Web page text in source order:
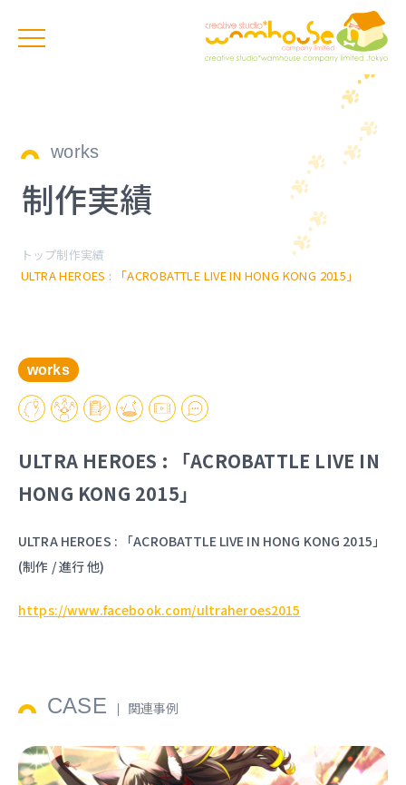
works
制作実績
トップ制作実績
ULTRA HEROES : 「ACROBATTLE LIVE IN HONG KONG 2015」
works
ULTRA HEROES : 「ACROBATTLE LIVE IN
HONG KONG 2015」
ULTRA HEROES : 「ACROBATTLE LIVE IN HONG KONG 2015」
(制作 / 進行 他)
https://www.facebook.com/ultraheroes2015
CASE 関連事例